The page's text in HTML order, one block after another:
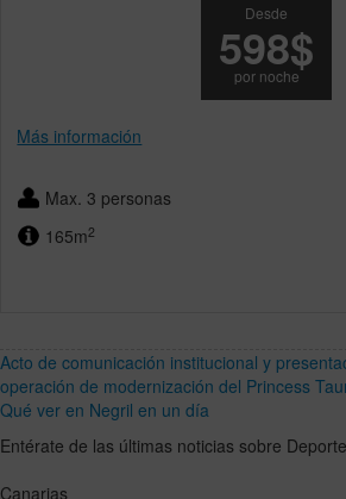
Desde
598$
por noche
Más información
Max. 3 personas
165m2
Acto de comunicación institucional y
operación de modernización del Princess
Qué ver en Negril en un día
Entérate de las últimas noticias sobre
Canarias